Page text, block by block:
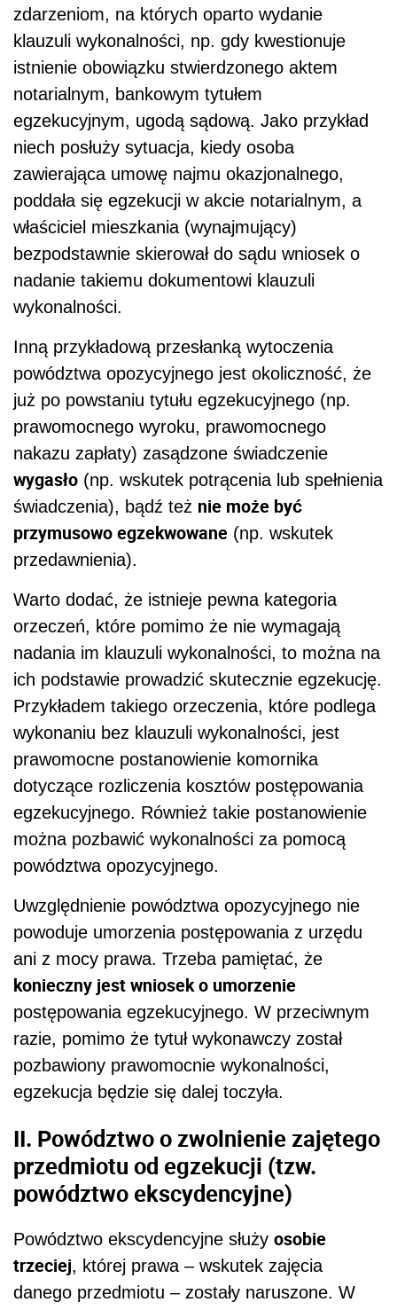
zdarzeniom, na których oparto wydanie
klauzuli wykonalności, np. gdy kwestionuje
istnienie obowiązku stwierdzonego aktem
notarialnym, bankowym tytułem
egzekucyjnym, ugodą sądową. Jako przykład
niech posłuży sytuacja, kiedy osoba
zawierająca umowę najmu okazjonalnego,
poddała się egzekucji w akcie notarialnym, a
właściciel mieszkania (wynajmujący)
bezpodstawnie skierował do sądu wniosek o
nadanie takiemu dokumentowi klauzuli
wykonalności.
Inną przykładową przesłanką wytoczenia
powództwa opozycyjnego jest okoliczność, że
już po powstaniu tytułu egzekucyjnego (np.
prawomocnego wyroku, prawomocnego
nakazu zapłaty) zasądzone świadczenie
wygasło (np. wskutek potrącenia lub spełnienia
świadczenia), bądź też nie może być
przymusowo egzekwowane (np. wskutek
przedawnienia).
Warto dodać, że istnieje pewna kategoria
orzeczeń, które pomimo że nie wymagają
nadania im klauzuli wykonalności, to można na
ich podstawie prowadzić skutecznie egzekucję.
Przykładem takiego orzeczenia, które podlega
wykonaniu bez klauzuli wykonalności, jest
prawomocne postanowienie komornika
dotyczące rozliczenia kosztów postępowania
egzekucyjnego. Również takie postanowienie
można pozbawić wykonalności za pomocą
powództwa opozycyjnego.
Uwzględnienie powództwa opozycyjnego nie
powoduje umorzenia postępowania z urzędu
ani z mocy prawa. Trzeba pamiętać, że
konieczny jest wniosek o umorzenie
postępowania egzekucyjnego. W przeciwnym
razie, pomimo że tytuł wykonawczy został
pozbawiony prawomocnie wykonalności,
egzekucja będzie się dalej toczyła.
II. Powództwo o zwolnienie zajętego
przedmiotu od egzekucji (tzw.
powództwo ekscydencyjne)
Powództwo ekscydencyjne służy osobie
trzeciej, której prawa – wskutek zajęcia
danego przedmiotu – zostały naruszone. W